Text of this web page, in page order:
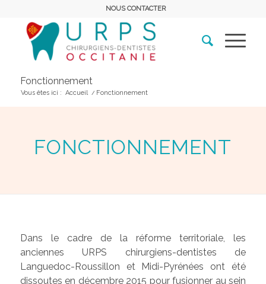
NOUS CONTACTER
Fonctionnement
Vous êtes ici : Accueil / Fonctionnement
FONCTIONNEMENT
Dans le cadre de la réforme territoriale, les
anciennes URPS chirurgiens-dentistes de
Languedoc-Roussillon et Midi-Pyrénées ont été
dissoutes en décembre 2015 pour fusionner au sein